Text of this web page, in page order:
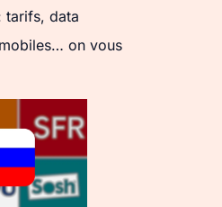
tarifs, data
on vous